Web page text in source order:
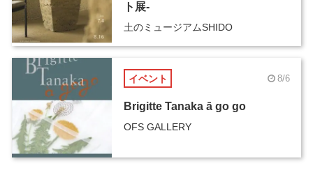
ト展-
土のミュージアムSHIDO
イベント 8/6
Brigitte Tanaka ā go go
OFS GALLERY